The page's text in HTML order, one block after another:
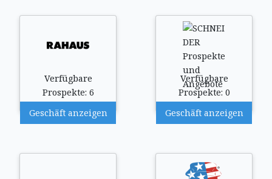
Verfügbare
Prospekte: 6
Geschäft anzeigen
Verfügbare
Prospekte: 0
Geschäft anzeigen